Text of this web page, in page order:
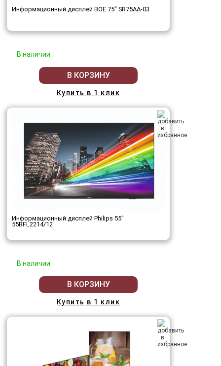
Информационный дисплей BOE 75" SR75AA-03
В наличии
В КОРЗИНУ
Купить в 1 клик
Информационный дисплей Philips 55"
55BFL2214/12
В наличии
В КОРЗИНУ
Купить в 1 клик